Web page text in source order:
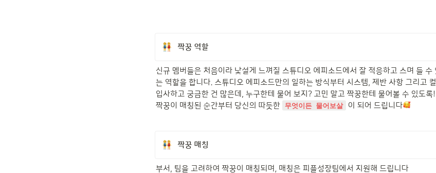
짝꿍 역할
신규 멤버들은 처음이라 낯설게 느껴질 스튜디오 에피소드에서 잘 적응하고 스며 들 수
는 역할을 합니다. 스튜디오 에피소드만의 일하는 방식부터 시스템, 제반 사항 그리고
입사하고 궁금한 건 많은데, 누구한테 물어 보지? 고민 말고 짝꿍한테 물어볼 수 있도록!
짝꿍이 매칭된 순간부터 당신의 따듯한
무엇이든 물어보살 이 되어 드립니다
짝꿍 매칭
부서, 팀을 고려하여 짝꿍이 매칭되며, 매칭은 피플성장팀에서 지원해 드립니다